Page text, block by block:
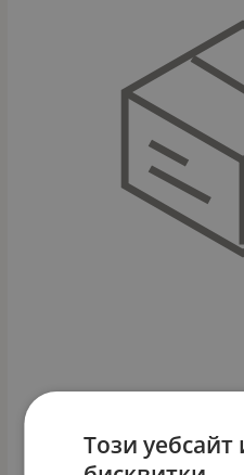
БЪНДЖИ
Този уебсайт